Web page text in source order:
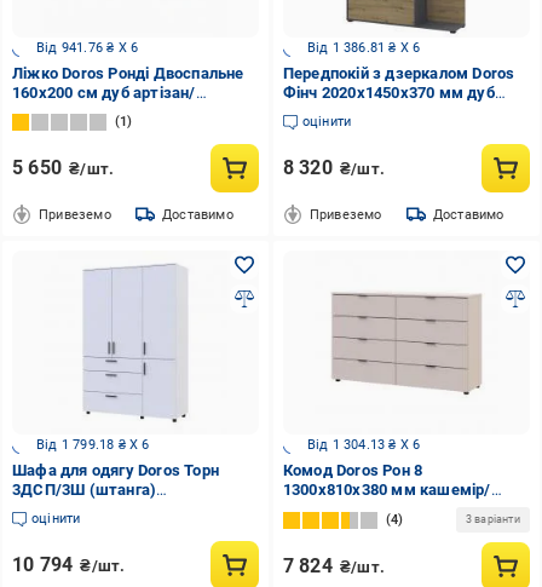
Від 941.76 ₴ X 6
Ліжко Doros Ронді Двоспальне
160x200 см дуб артізан/
кашемір
1
5 650 ₴/шт.
Привеземо Доставимо
Від 1 386.81 ₴ X 6
Передпокій з дзеркалом Doros
Фінч 2020х1450х370 мм дуб
артізан
оцінити
8 320 ₴/шт.
Привеземо Доставимо
Від 1 799.18 ₴ X 6
Шафа для одягу Doros Торн
3ДСП/3Ш (штанга)
2000х1350х516 мм білий / білий
оцінити
10 794 ₴/шт.
Від 1 304.13 ₴ X 6
Комод Doros Рон 8
1300x810x380 мм кашемір/
кашемір
4 3 варіанти
7 824 ₴/шт.